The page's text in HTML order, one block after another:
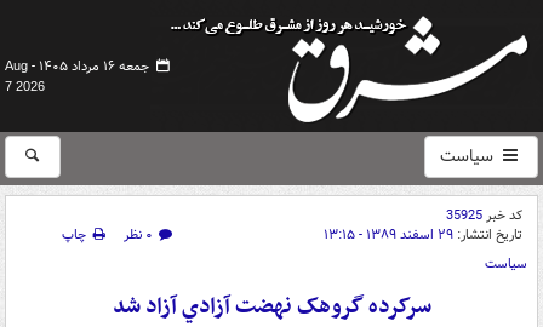
جمعه ۱۶ مرداد ۱۴۰۵ -
Aug
7 2026
سیاست
کد خبر35925
تاریخ انتشار: ۲۹ اسفند ۱۳۸۹ - ۱۳:۱۵ ۰ نظر
چاپ
سیاست
سرکرده گروهک نهضت آزادي آزاد شد